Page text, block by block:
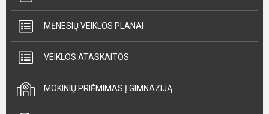
MĖNESIŲ VEIKLOS PLANAI
VEIKLOS ATASKAITOS
MOKINIŲ PRIĖMIMAS Į GIMNAZIJĄ